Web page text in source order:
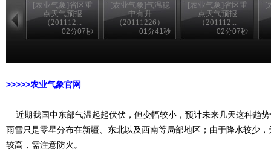
[农业气象]省区重
点天气预报
（201112...
02分07秒
[农业气象]气温稳
中有升
（20111226）
01分41秒
[农业气象]省区重
点天气预报
（201112...
02分07秒
[
>>>>>农业气象官网
近期我国中东部气温起起伏伏，但变幅较小，预计未来几天这种趋
雨雪只是零星分布在新疆、东北以及西南等局部地区；由于降水较少
较高，需注意防火。